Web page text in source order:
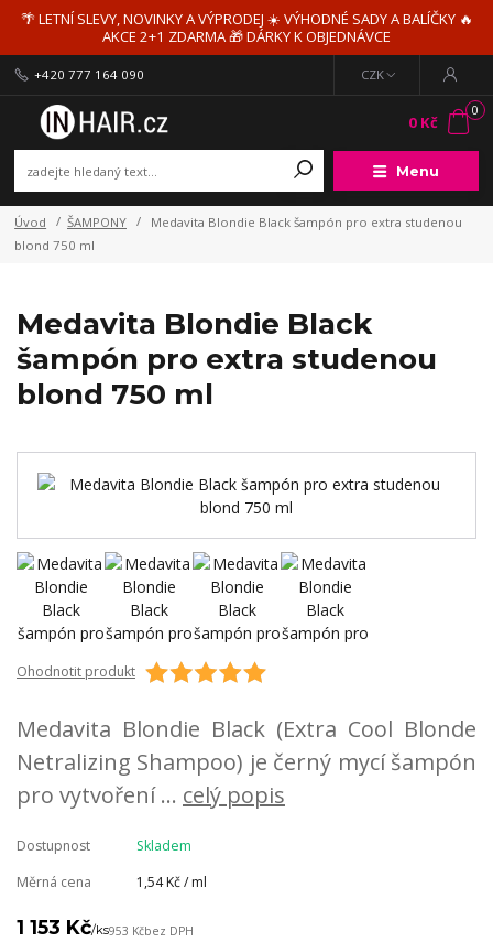
🌴 LETNÍ SLEVY, NOVINKY A VÝPRODEJ ☀️ VÝHODNÉ SADY A BALÍČKY 🔥
AKCE 2+1 ZDARMA 🎁 DÁRKY K OBJEDNÁVCE
Menu
CZK
+420 777 164 090
0
0 Kč
Úvod ŠAMPONY
Medavita Blondie Black šampón pro extra studenou
blond 750 ml
Medavita Blondie Black
šampón pro extra studenou
blond 750 ml
Ohodnotit produkt
Medavita Blondie Black (Extra Cool Blonde
Netralizing Shampoo) je černý mycí šampón
pro vytvoření ... celý popis
Dostupnost
Skladem
Měrná cena
1,54 Kč / ml
1 153 Kč/ks953 Kčbez DPH